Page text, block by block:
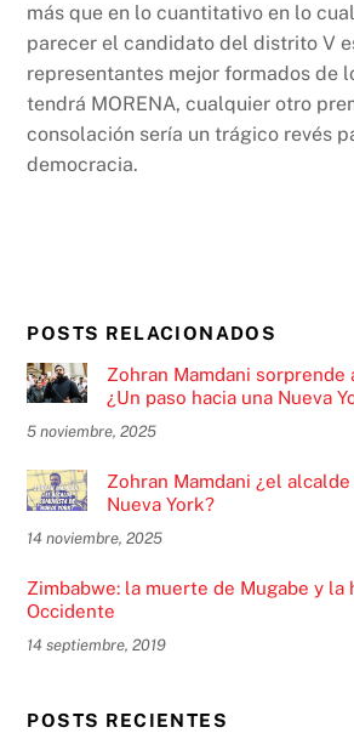
más que en lo cuantitativo en lo
parecer el candidato del distrito V
representantes mejor formados de
tendrá MORENA, cualquier otro
consolación sería un trágico revés
democracia.
POSTS RELACIONADOS
Zohran Mamdani
¿Un paso hacia una Nueva
5 noviembre, 2025
Zohran Mamdani ¿el
Nueva York?
14 noviembre, 2025
Zimbabwe: la muerte de Mugabe y la
Occidente
14 septiembre, 2019
POSTS RECIENTES